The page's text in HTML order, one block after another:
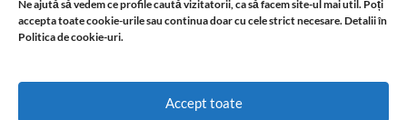
Ne ajută să vedem ce profile caută vizitatorii, ca să facem site-ul mai util. Poți
accepta toate cookie-urile sau continua doar cu cele strict necesare. Detalii în
Politica de cookie-uri.
Accept toate